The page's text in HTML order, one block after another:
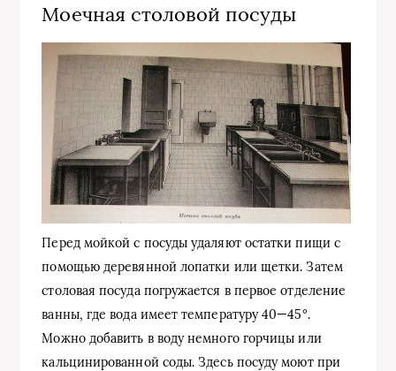
Моечная столовой посуды
Перед мойкой с посуды удаляют остатки пищи с
помощью деревянной лопатки или щетки. Затем
столовая посуда погружается в первое отделение
ванны, где вода имеет температуру 40—45°.
Можно добавить в воду немного горчицы или
кальцинированной соды. Здесь посуду моют при